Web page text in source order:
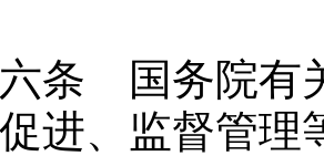
国务院有关
进、监督管理